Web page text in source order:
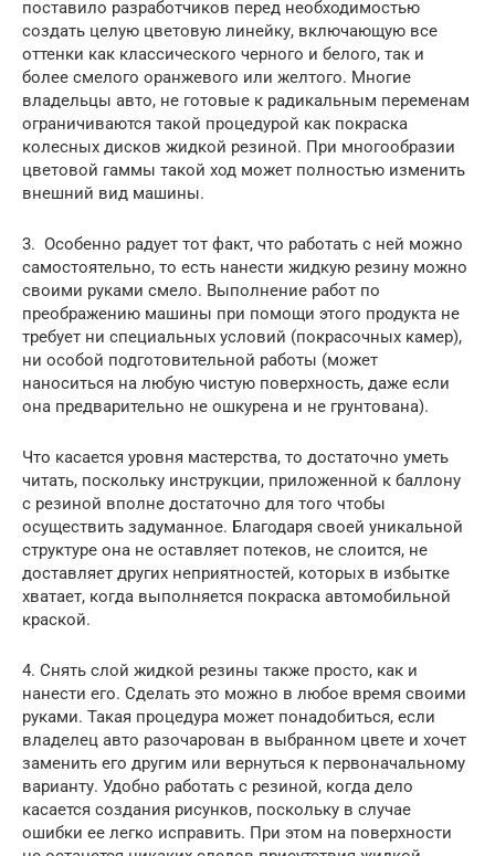
поставило разработчиков перед необходимостью
создать целую цветовую линейку, включающую все
оттенки как классического черного и белого, так и
более смелого оранжевого или желтого. Многие
владельцы авто, не готовые к радикальным переменам
ограничиваются такой процедурой как покраска
колесных дисков жидкой резиной. При многообразии
цветовой гаммы такой ход может полностью изменить
внешний вид машины.
3. Особенно радует тот факт, что работать с ней можно
самостоятельно, то есть нанести жидкую резину можно
своими руками смело. Выполнение работ по
преображению машины при помощи этого продукта не
требует ни специальных условий (покрасочных камер),
ни особой подготовительной работы (может
наноситься на любую чистую поверхность, даже если
она предварительно не ошкурена и не грунтована).
Что касается уровня мастерства, то достаточно уметь
читать, поскольку инструкции, приложенной к баллону
с резиной вполне достаточно для того чтобы
осуществить задуманное. Благодаря своей уникальной
структуре она не оставляет потеков, не слоится, не
доставляет других неприятностей, которых в избытке
хватает, когда выполняется покраска автомобильной
краской.
4. Снять слой жидкой резины также просто, как и
нанести его. Сделать это можно в любое время своими
руками. Такая процедура может понадобиться, если
владелец авто разочарован в выбранном цвете и хочет
заменить его другим или вернуться к первоначальному
варианту. Удобно работать с резиной, когда дело
касается создания рисунков, поскольку в случае
ошибки ее легко исправить. При этом на поверхности